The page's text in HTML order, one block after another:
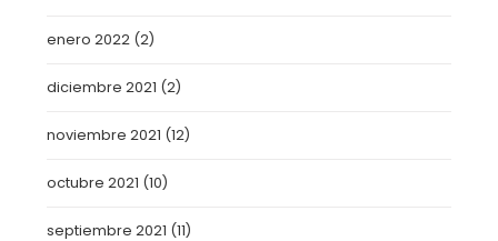
enero 2022 (2)
diciembre 2021 (2)
noviembre 2021 (12)
octubre 2021 (10)
septiembre 2021 (11)